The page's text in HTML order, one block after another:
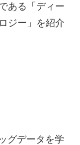
ある「ディー
ジー」を紹介
グデータを学